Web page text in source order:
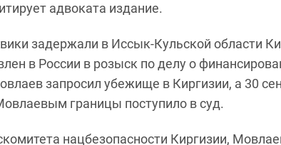
адвоката издание.
задержали в Иссык-Кульской области
в России в розыск по делу о
запросил убежище в Киргизии, а 30
границы поступило в суд.
нацбезопасности Киргизии,